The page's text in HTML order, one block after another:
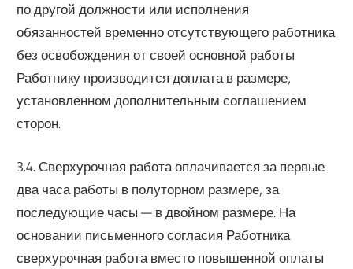
по другой должности или исполнения
обязанностей временно отсутствующего работника
без освобождения от своей основной работы
Работнику производится доплата в размере,
установленном дополнительным соглашением
сторон.
3.4. Сверхурочная работа оплачивается за первые
два часа работы в полуторном размере, за
последующие часы — в двойном размере. На
основании письменного согласия Работника
сверхурочная работа вместо повышенной оплаты